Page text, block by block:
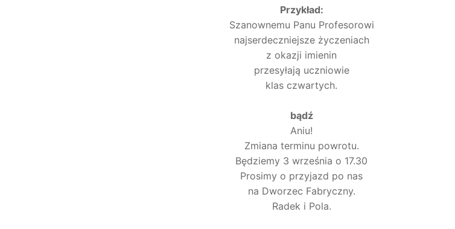
Przykład:
Szanownemu Panu Profesorowi
najserdeczniejsze życzeniach
z okazji imienin
przesyłają uczniowie
klas czwartych.
bądź
Aniu!
Zmiana terminu powrotu.
Będziemy 3 września o 17.30
Prosimy o przyjazd po nas
na Dworzec Fabryczny.
Radek i Pola.